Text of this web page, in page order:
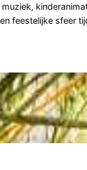
muziek,
feestelijke sfeer